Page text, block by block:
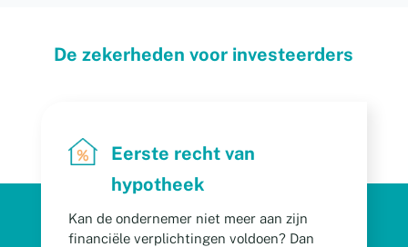
De zekerheden voor investeerders
Eerste recht van
hypotheek
Kan de ondernemer niet meer aan zijn
financiële verplichtingen voldoen? Dan